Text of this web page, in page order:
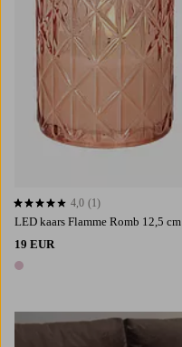
LED kaars Flamme Romb 12,5 cm
19 EUR
1 kleur
4,0 op basis van 1 beoordelingen
4,0 (1)